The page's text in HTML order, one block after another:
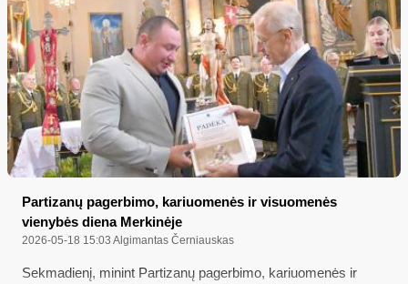
Partizanų pagerbimo, kariuomenės ir visuomenės
vienybės diena Merkinėje
2026-05-18 15:03 Algimantas Černiauskas
Sekmadienį, minint Partizanų pagerbimo, kariuomenės ir